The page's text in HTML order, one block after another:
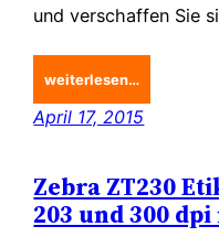
und verschaffen Sie
weiterlesen…
April 17, 2015
Zebra ZT230
203 und 300 dpi